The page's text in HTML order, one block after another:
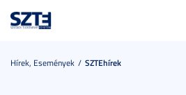
Hírek, Események SZTEhírek